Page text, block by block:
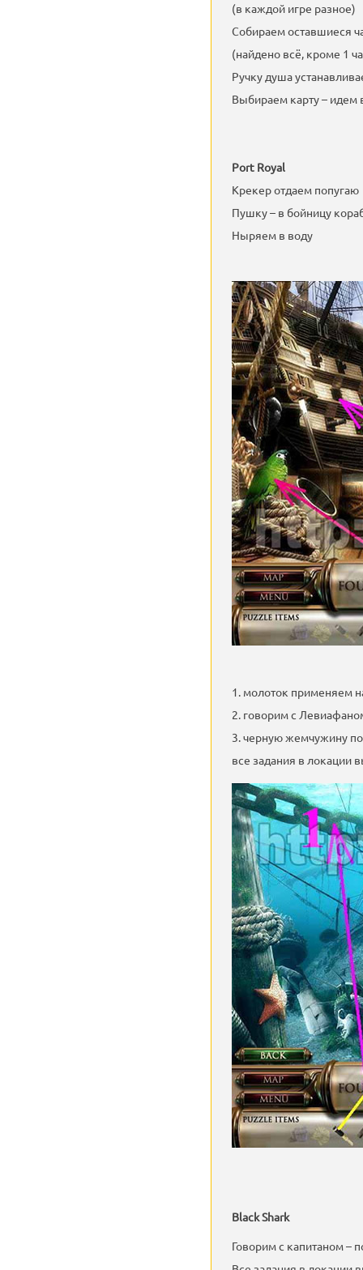
(в каждой игре разное)
Собираем оставшиеся
(найдено всё, кроме 1
Ручку душа
Выбираем карту – идем
Port Royal
Крекер отдаем попугаю
Пушку – в бойницу
Ныряем в воду
1. молоток применяем
2. говорим с
3. черную жемчужину
все задания в локации
Black Shark
Говорим с капитаном –